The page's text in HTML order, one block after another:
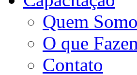
Quem
O que
Contato